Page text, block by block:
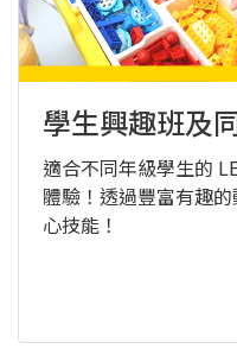
學生興趣班及
適合不同年級學生的
體驗！透過豐富有趣
心技能！